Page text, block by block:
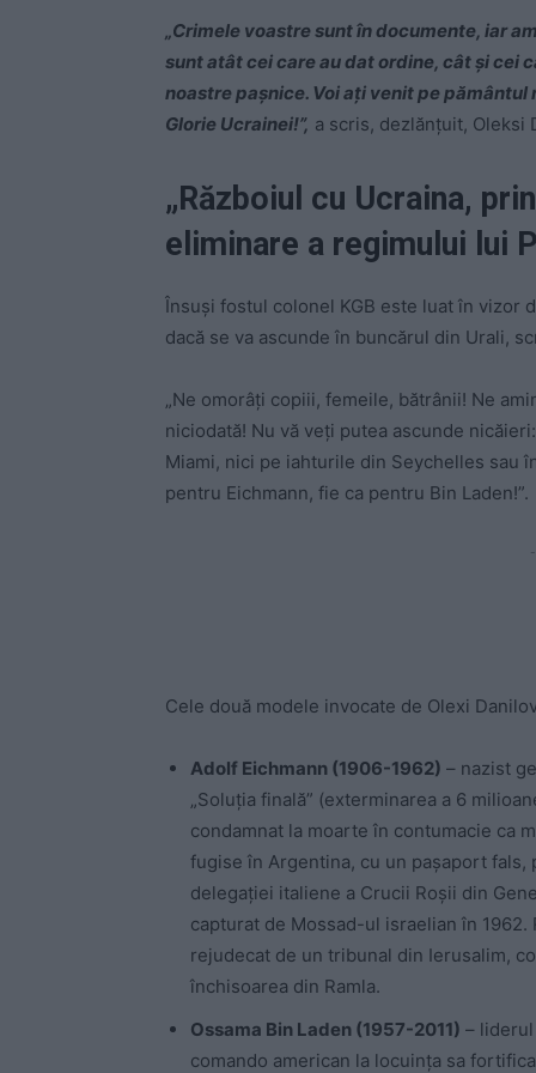
„Crimele voastre sunt în documente, iar
sunt atât cei care au dat ordine, cât și cei
noastre pașnice. Voi ați venit pe pământul
Glorie Ucrainei!”, a scris, dezlănțuit, Oleksi
„Războiul cu Ucraina,
eliminare a regimului lui
Însuși fostul colonel KGB este luat în vizor
dacă se va ascunde în buncărul din Urali,
„Ne omorâți copiii, femeile, bătrânii! Ne
niciodată! Nu vă veți putea ascunde
Miami, nici pe iahturile din Seychelles sau
pentru Eichmann, fie ca pentru Bin Laden!”.
Cele două modele invocate de Olexi
Adolf Eichmann (1906-1962) – nazist
„Soluția finală” (exterminarea a 6
condamnat la moarte în contumacie ca
fugise în Argentina, cu un pașaport fals,
delegației italiene a Crucii Roșii din
capturat de Mossad-ul israelian în
rejudecat de un tribunal din Ierusalim,
închisoarea din Ramla.
Ossama Bin Laden (1957-2011) –
comando american la locuința sa